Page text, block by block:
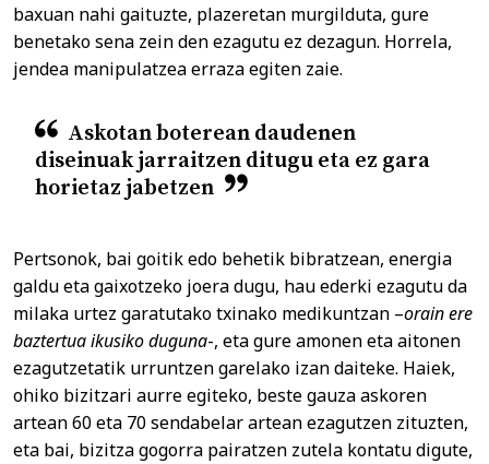
baxuan nahi gaituzte, plazeretan murgilduta, gure
benetako sena zein den ezagutu ez dezagun. Horrela,
jendea manipulatzea erraza egiten zaie.
Askotan boterean daudenen
diseinuak jarraitzen ditugu eta ez gara
horietaz jabetzen
Pertsonok, bai goitik edo behetik bibratzean, energia
galdu eta gaixotzeko joera dugu, hau ederki ezagutu da
milaka urtez garatutako txinako medikuntzan –orain ere
baztertua ikusiko duguna-, eta gure amonen eta aitonen
ezagutzetatik urruntzen garelako izan daiteke. Haiek,
ohiko bizitzari aurre egiteko, beste gauza askoren
artean 60 eta 70 sendabelar artean ezagutzen zituzten,
eta bai, bizitza gogorra pairatzen zutela kontatu digute,